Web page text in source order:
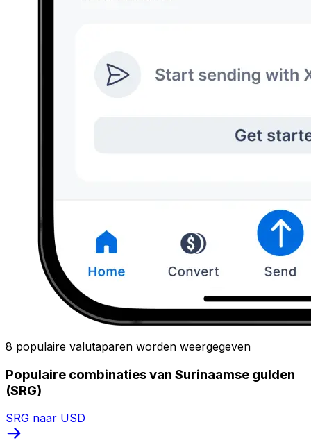
8 populaire valutaparen worden weergegeven
Populaire combinaties van Surinaamse gulden
(SRG)
SRG naar USD